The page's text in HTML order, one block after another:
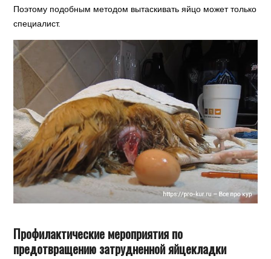
Поэтому подобным методом вытаскивать яйцо может только
специалист.
Профилактические мероприятия по
предотвращению затрудненной яйцекладки